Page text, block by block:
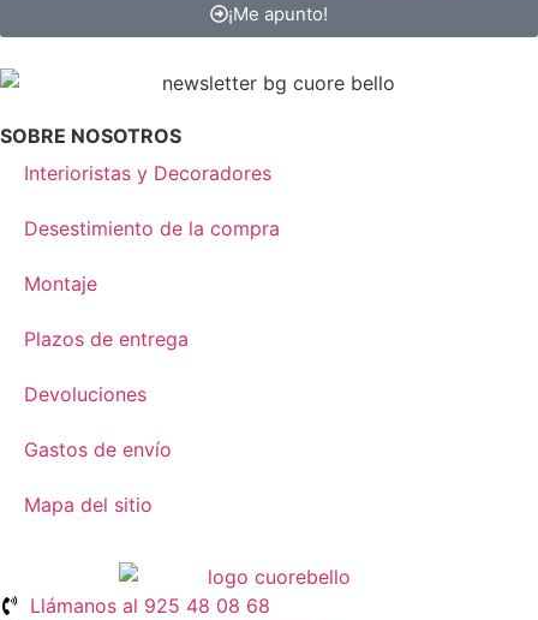
¡Me apunto!
SOBRE NOSOTROS
Interioristas y Decoradores
Desestimiento de la compra
Montaje
Plazos de entrega
Devoluciones
Gastos de envío
Mapa del sitio
Llámanos al 925 48 08 68